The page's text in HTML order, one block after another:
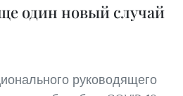
один новый случай
руководящего